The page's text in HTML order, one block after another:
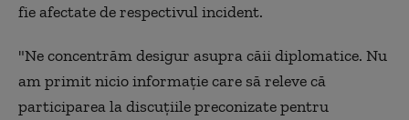
fie afectate de respectivul incident.
"Ne concentrăm desigur asupra căii diplomatice. Nu
am primit nicio informaţie care să releve că
participarea la discuţiile preconizate pentru